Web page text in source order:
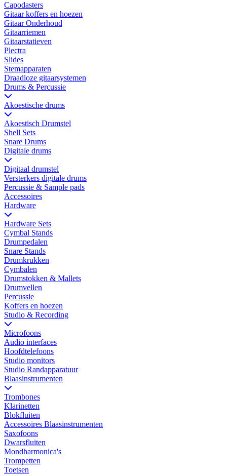
Capodasters
Gitaar koffers en hoezen
Gitaar Onderhoud
Gitaarriemen
Gitaarstatieven
Plectra
Slides
Stemapparaten
Draadloze gitaarsystemen
Drums & Percussie
Akoestische drums
Akoestisch Drumstel
Shell Sets
Snare Drums
Digitale drums
Digitaal drumstel
Versterkers digitale drums
Percussie & Sample pads
Accessoires
Hardware
Hardware Sets
Cymbal Stands
Drumpedalen
Snare Stands
Drumkrukken
Cymbalen
Drumstokken & Mallets
Drumvellen
Percussie
Koffers en hoezen
Studio & Recording
Microfoons
Audio interfaces
Hoofdtelefoons
Studio monitors
Studio Randapparatuur
Blaasinstrumenten
Trombones
Klarinetten
Blokfluiten
Accessoires Blaasinstrumenten
Saxofoons
Dwarsfluiten
Mondharmonica's
Trompetten
Toetsen